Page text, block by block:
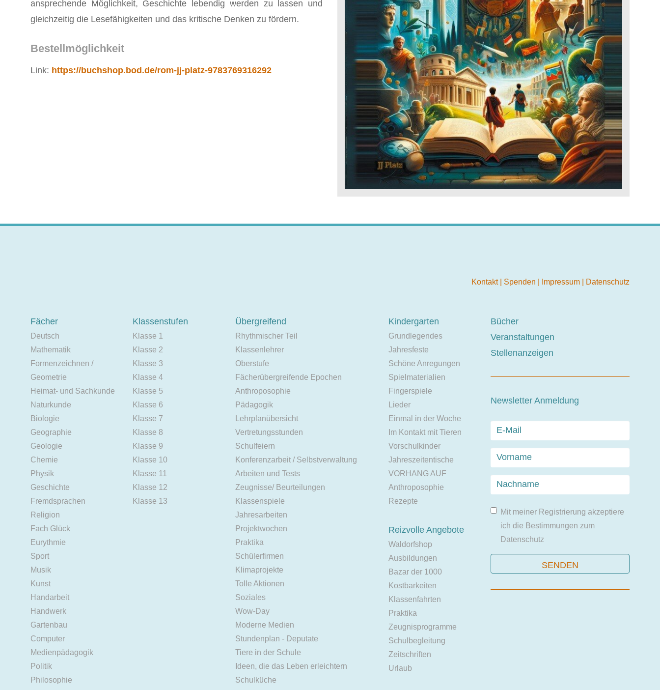
ansprechende Möglichkeit, Geschichte lebendig werden zu lassen und
gleichzeitig die Lesefähigkeiten und das kritische Denken zu fördern.
Bestellmöglichkeit
Link: https://buchshop.bod.de/rom-jj-platz-9783769316292
Kontakt Spenden Impressum Datenschutz
Fächer
Deutsch
Mathematik
Formenzeichnen /
Geometrie
Heimat- und Sachkunde
Naturkunde
Biologie
Geographie
Geologie
Chemie
Physik
Geschichte
Fremdsprachen
Religion
Fach Glück
Eurythmie
Sport
Musik
Kunst
Handarbeit
Handwerk
Gartenbau
Computer
Medienpädagogik
Politik
Philosophie
Klassenstufen
Klasse 1
Klasse 2
Klasse 3
Klasse 4
Klasse 5
Klasse 6
Klasse 7
Klasse 8
Klasse 9
Klasse 10
Klasse 11
Klasse 12
Klasse 13
Übergreifend
Rhythmischer Teil
Klassenlehrer
Oberstufe
Fächerübergreifende Epochen
Anthroposophie
Pädagogik
Lehrplanübersicht
Vertretungsstunden
Schulfeiern
Konferenzarbeit / Selbstverwaltung
Arbeiten und Tests
Zeugnisse/ Beurteilungen
Klassenspiele
Jahresarbeiten
Projektwochen
Praktika
Schülerfirmen
Klimaprojekte
Tolle Aktionen
Soziales
Wow-Day
Moderne Medien
Stundenplan - Deputate
Tiere in der Schule
Ideen, die das Leben erleichtern
Schulküche
Kindergarten
Grundlegendes
Jahresfeste
Schöne Anregungen
Spielmaterialien
Fingerspiele
Lieder
Einmal in der Woche
Im Kontakt mit Tieren
Vorschulkinder
Jahreszeitentische
VORHANG AUF
Anthroposophie
Rezepte
Reizvolle Angebote
Waldorfshop
Ausbildungen
Bazar der 1000
Kostbarkeiten
Klassenfahrten
Praktika
Zeugnisprogramme
Schulbegleitung
Zeitschriften
Urlaub
Bücher
Veranstaltungen
Stellenanzeigen
Newsletter Anmeldung
Mit meiner Registrierung akzeptiere
ich die Bestimmungen zum
Datenschutz